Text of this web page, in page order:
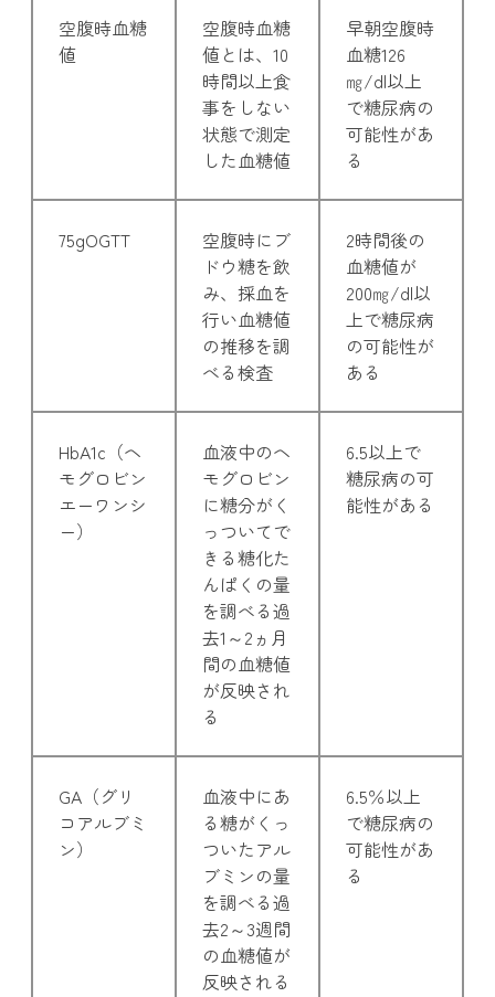
空腹時血糖
値
空腹時血糖
値とは、10
時間以上食
事をしない
状態で測定
した血糖値
早朝空腹時
血糖126
㎎/dl以上
で糖尿病の
可能性があ
る
75gOGTT
空腹時にブ
ドウ糖を飲
み、採血を
行い血糖値
の推移を調
べる検査
2時間後の
血糖値が
200㎎/dl以
上で糖尿病
の可能性が
ある
HbA1c（ヘ
モグロビン
エーワンシ
ー）
血液中のヘ
モグロビン
に糖分がく
っついてで
きる糖化た
んぱくの量
を調べる過
去1～2ヵ月
間の血糖値
が反映され
る
6.5以上で
糖尿病の可
能性がある
GA（グリ
コアルブミ
ン）
血液中にあ
る糖がくっ
ついたアル
ブミンの量
を調べる過
去2～3週間
の血糖値が
反映される
6.5％以上
で糖尿病の
可能性があ
る